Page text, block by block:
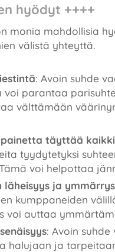
hyödyt ++++
monia mahdollisia
välistä yhteyttä.
: Avoin suhde
voi parantaa
välttämään
täyttää
tyydytetyksi
voi helpottaa
läheisyys ja ymmärrys
kumppaneiden
voi auttaa
: Avoin
halujaan ja